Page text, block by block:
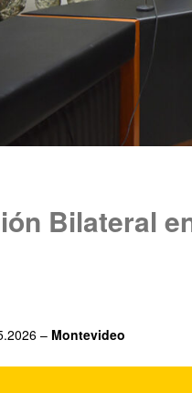
Bilateral
– Montevideo